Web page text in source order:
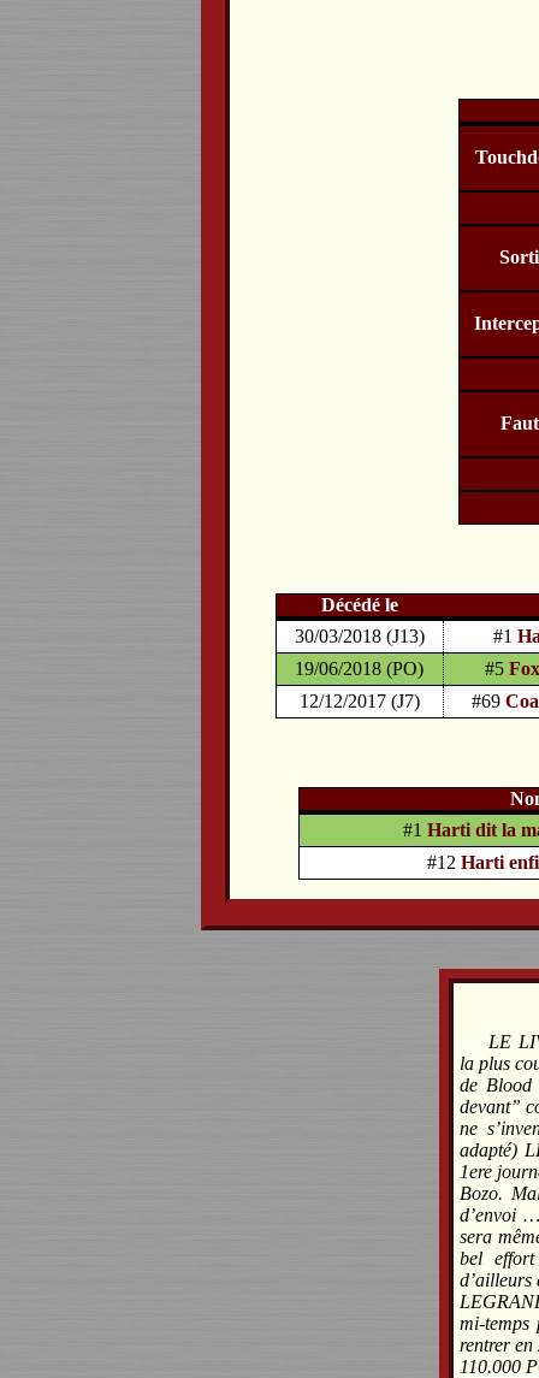
Décédé le
30/03/2018 (J13)
#1
19/06/2018 (PO)
#5
12/12/2017 (J7)
#69
#1 Harti dit la
#12 Harti
LE
la plus
de Blood
devant”
ne
adapté)
1ere
Bozo.
d’envoi
sera
bel
d’ailleurs
mi-temps
rentrer en
110.000